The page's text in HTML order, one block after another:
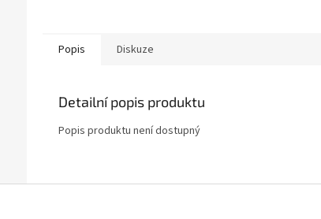
Popis Diskuze
Detailní popis produktu
Popis produktu není dostupný